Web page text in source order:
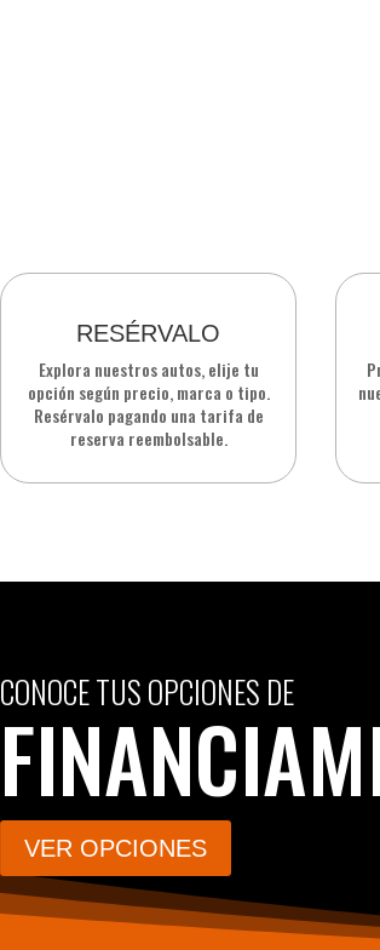
RESÉRVALO
Explora nuestros autos, elije tu
opción según precio, marca o tipo.
Resérvalo pagando una tarifa de
reserva reembolsable.
CONOCE TUS OPCIONES DE
VER OPCIONES